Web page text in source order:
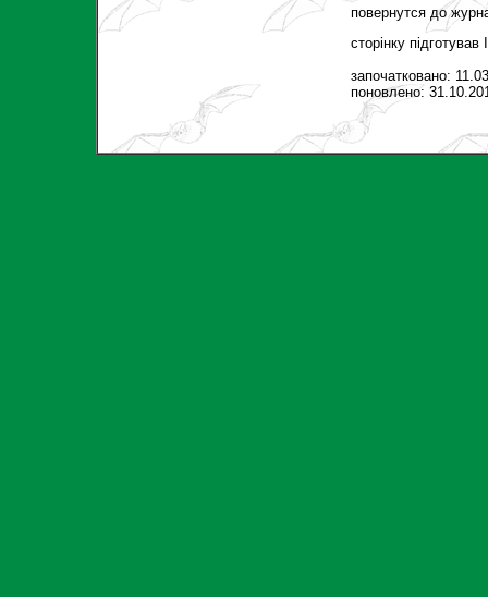
повернутся до
сторінку підготував
започатковано:
поновлено: